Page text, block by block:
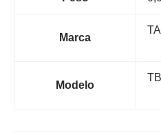
Marca
Modelo